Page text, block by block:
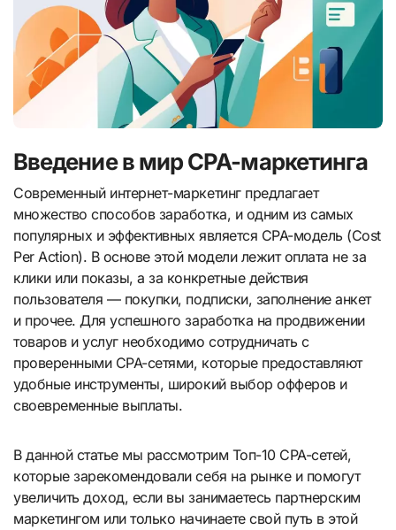
Введение в мир CPA-маркетинга
Современный интернет-маркетинг предлагает
множество способов заработка, и одним из самых
популярных и эффективных является CPA-модель (Cost
Per Action). В основе этой модели лежит оплата не за
клики или показы, а за конкретные действия
пользователя — покупки, подписки, заполнение анкет
и прочее. Для успешного заработка на продвижении
товаров и услуг необходимо сотрудничать с
проверенными CPA-сетями, которые предоставляют
удобные инструменты, широкий выбор офферов и
своевременные выплаты.
В данной статье мы рассмотрим Топ-10 CPA-сетей,
которые зарекомендовали себя на рынке и помогут
увеличить доход, если вы занимаетесь партнерским
маркетингом или только начинаете свой путь в этой